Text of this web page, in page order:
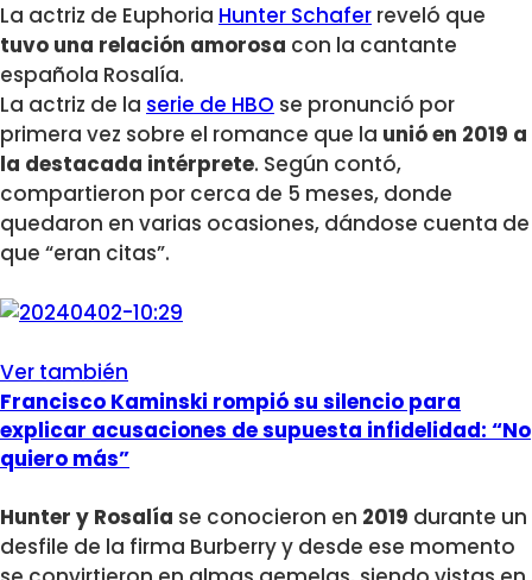
La actriz de Euphoria Hunter Schafer reveló que
tuvo una relación amorosa con la cantante
española Rosalía.
La actriz de la serie de HBO se pronunció por
primera vez sobre el romance que la unió en 2019 a
la destacada intérprete. Según contó,
compartieron por cerca de 5 meses, donde
quedaron en varias ocasiones, dándose cuenta de
que “eran citas”.
Ver también
Francisco Kaminski rompió su silencio para
explicar acusaciones de supuesta infidelidad: “No
quiero más”
Hunter y Rosalía se conocieron en 2019 durante un
desfile de la firma Burberry y desde ese momento